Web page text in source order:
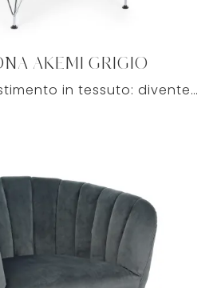
AKEMI GRIGIO
0710601 con rivestimento in tessuto: diventerà presenza caratterizzante del tuo living, grazie a linee ben studiate, morbida imbottitura e ...